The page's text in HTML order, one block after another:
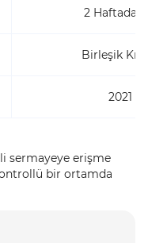
2 Haftada
Birleşik
2021
sermayeye erişme
bir ortamda